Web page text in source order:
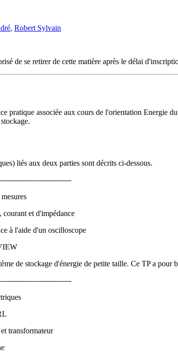
, Robert Sylvain
de se retirer de cette matière après le délai
pratique associée aux cours de l'orientation Energie
liés aux deux parties sont décrits ci-dessous.
courant et d'impédance
à l'aide d'un oscilloscope
de stockage d'énergie de petite taille. Ce TP a
transformateur